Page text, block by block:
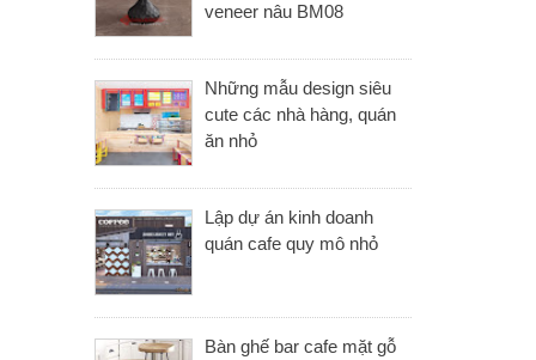
veneer nâu BM08
Những mẫu design siêu
cute các nhà hàng, quán
ăn nhỏ
Lập dự án kinh doanh
quán cafe quy mô nhỏ
Bàn ghế bar cafe mặt gỗ